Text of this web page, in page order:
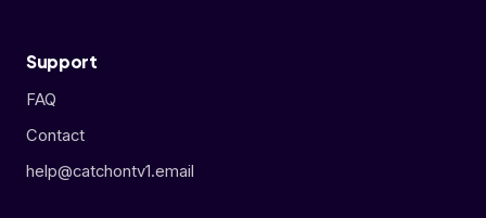
Support
FAQ
Contact
help@catchontv1.email